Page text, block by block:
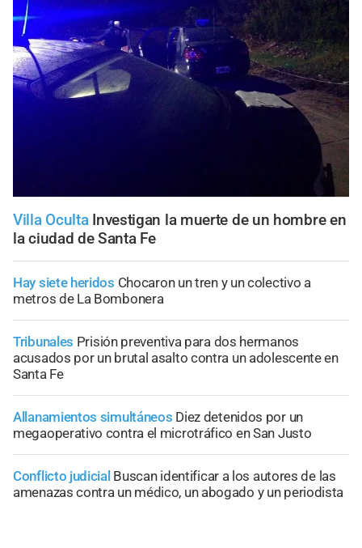
Villa Oculta Investigan la muerte de un hombre en
la ciudad de Santa Fe
Hay siete heridos Chocaron un tren y un colectivo a
metros de La Bombonera
Tribunales Prisión preventiva para dos hermanos
acusados por un brutal asalto contra un adolescente en
Santa Fe
Allanamientos simultáneos Diez detenidos por un
megaoperativo contra el microtráfico en San Justo
Conflicto judicial Buscan identificar a los autores de las
amenazas contra un médico, un abogado y un periodista